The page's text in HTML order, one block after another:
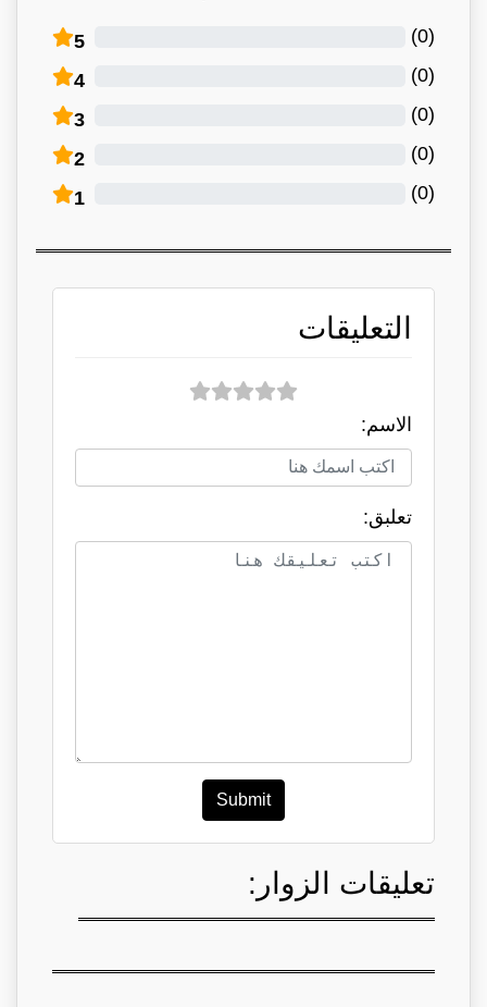
5 (
0
)
4 (
0
)
3 (
0
)
2 (
0
)
1 (
0
)
التعليقات
الاسم:
تعلبق:
Submit
تعليقات الزوار: